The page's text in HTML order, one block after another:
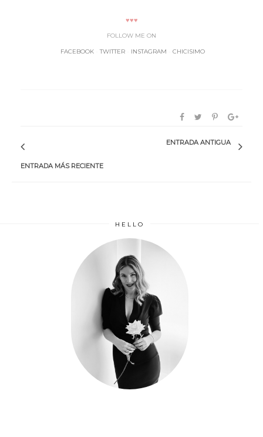
♥♥♥
FOLLOW ME ON
FACEBOOK-TWITTER- INSTAGRAM CHICISIMO
ENTRADA MÁS RECIENTE
ENTRADA ANTIGUA
HELLO